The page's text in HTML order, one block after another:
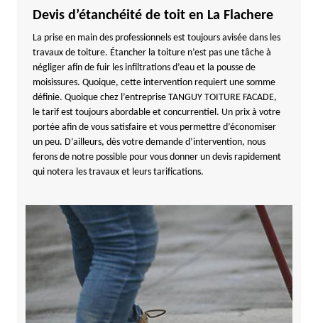
Devis d’étanchéité de toit en La Flachere
La prise en main des professionnels est toujours avisée dans les
travaux de toiture. Étancher la toiture n’est pas une tâche à
négliger afin de fuir les infiltrations d’eau et la pousse de
moisissures. Quoique, cette intervention requiert une somme
définie. Quoique chez l’entreprise TANGUY TOITURE FACADE,
le tarif est toujours abordable et concurrentiel. Un prix à votre
portée afin de vous satisfaire et vous permettre d’économiser
un peu. D’ailleurs, dès votre demande d’intervention, nous
ferons de notre possible pour vous donner un devis rapidement
qui notera les travaux et leurs tarifications.